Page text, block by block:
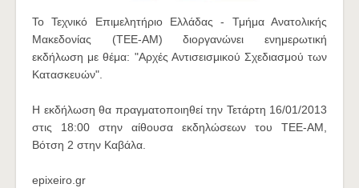
To Τεχνικό Επιμελητήριο Ελλάδας - Τμήμα Ανατολικής
Μακεδονίας (ΤΕΕ-ΑΜ) διοργανώνει ενημερωτική
εκδήλωση με θέμα: "Αρχές Αντισεισμικού Σχεδιασμού των
Κατασκευών".
Η εκδήλωση θα πραγματοποιηθεί την Τετάρτη 16/01/2013
στις 18:00 στην αίθουσα εκδηλώσεων του ΤΕΕ-ΑΜ,
Βότση 2 στην Καβάλα.
epixeiro.gr